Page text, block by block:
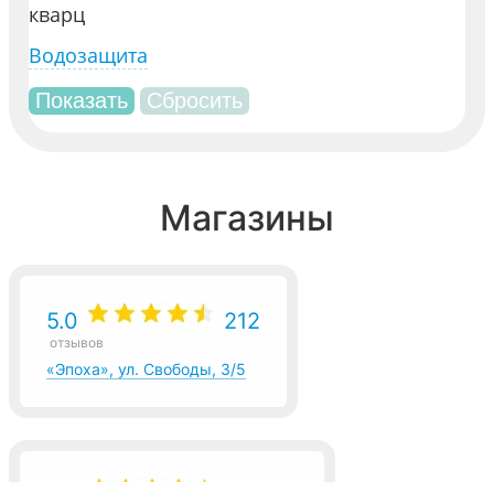
кварц
Водозащита
Магазины
5.0 212
отзывов
«Эпоха», ул. Свободы, 3/5